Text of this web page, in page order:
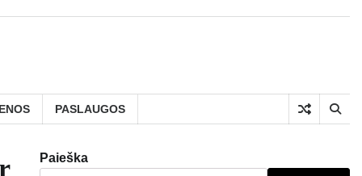
PASLAUGOS
Paieška